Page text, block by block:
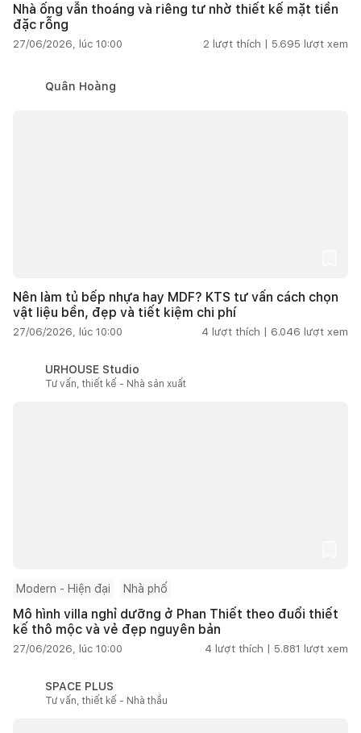
Nhà ống vẫn thoáng và riêng tư nhờ thiết kế mặt tiền
đặc rỗng
27/06/2026, lúc 10:00 2 lượt thích | 5.695 lượt xem
Quân Hoàng
Nên làm tủ bếp nhựa hay MDF? KTS tư vấn cách chọn
vật liệu bền, đẹp và tiết kiệm chi phí
27/06/2026, lúc 10:00 4 lượt thích | 6.046 lượt xem
URHOUSE Studio
Tư vấn, thiết kế - Nhà sản xuất
Modern - Hiện đại Nhà phố
Mô hình villa nghỉ dưỡng ở Phan Thiết theo đuổi thiết
kế thô mộc và vẻ đẹp nguyên bản
27/06/2026, lúc 10:00 4 lượt thích | 5.881 lượt xem
SPACE PLUS
Tư vấn, thiết kế - Nhà thầu